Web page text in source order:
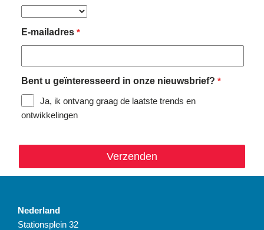
E-mailadres *
Bent u geïnteresseerd in onze nieuwsbrief? *
Ja, ik ontvang graag de laatste trends en
ontwikkelingen
Nederland
Stationsplein 32